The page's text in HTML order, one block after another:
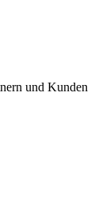
und Kunden